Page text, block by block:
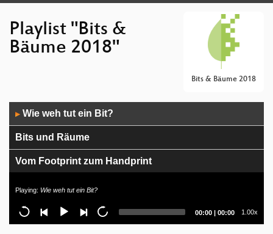
Bits & Bäume 2018
Playlist "Bits &
Bäume 2018"
Player
▶ Wie weh tut ein Bit?
Bits und Räume
Vom Footprint zum Handprint
Playing: Wie weh tut ein Bit?
Current
00:00 | Total
00:00 1.00x